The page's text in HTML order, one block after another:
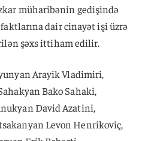
müharibənin gedişində
dair cinayət işi üzrə
şəxs ittiham edilir.
Arayik Vladimiri,
Bako Sahaki,
David Azatini,
Levon Henrikoviç,